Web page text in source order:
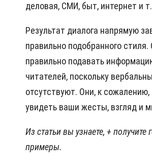
деловая, СМИ, быт, интернет и
Результат диалога напрямую
правильно подобранного
правильно подавать
читателей, поскольку
отсутствуют. Они, к сожалению,
увидеть ваши жесты, взгляд и
Из статьи вы узнаете, + получите
примеры.